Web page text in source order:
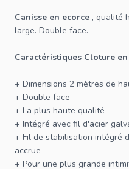
Canisse en ecorce , qualité
large. Double face.
Caractéristiques Cloture
+ Dimensions 2 mètres de
+ Double face
+ La plus haute qualité
+ Intégré avec fil d'acier
+ Fil de stabilisation intégré
accrue
+ Pour une plus grande